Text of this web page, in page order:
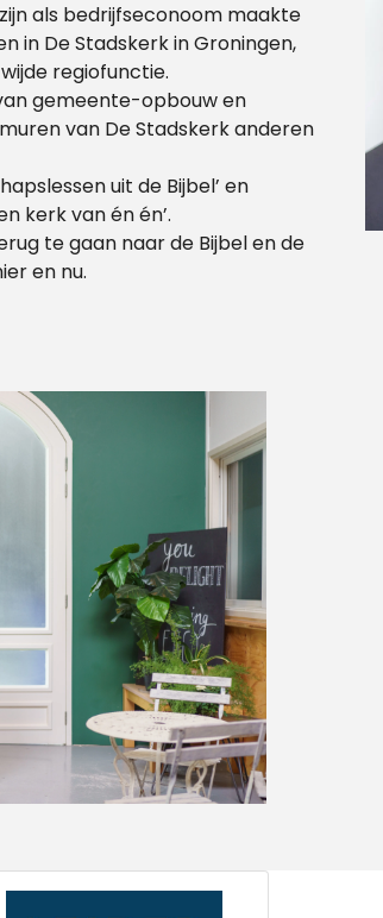
als bedrijfseconoom maakte
in De Stadskerk in Groningen,
regiofunctie.
gemeente-opbouw en
van De Stadskerk anderen
uit de Bijbel’ en
kerk van én én’.
te gaan naar de Bijbel en de
en nu.